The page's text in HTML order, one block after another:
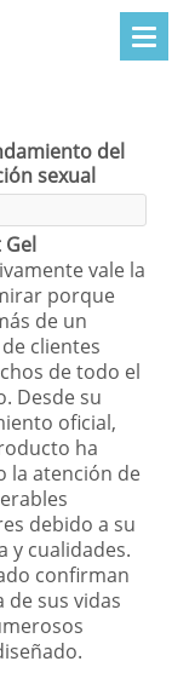
del
sexual
Gel
vale la
porque
de un
clientes
de todo el
Desde su
oficial,
ha
la atención de
debido a su
y cualidades.
confirman
sus vidas